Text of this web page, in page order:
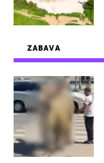
ZABAVA